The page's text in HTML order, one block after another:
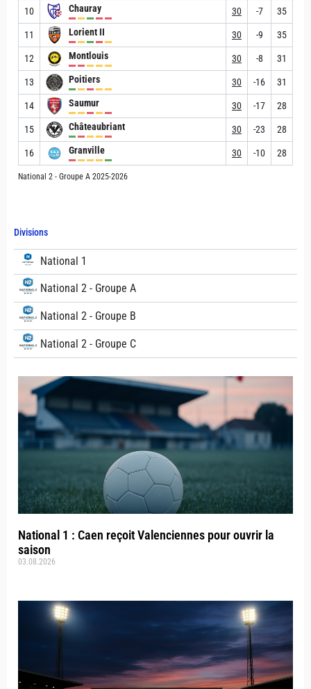
Divisions
National 1
National 2 - Groupe A
National 2 - Groupe B
National 2 - Groupe C
National 1 : Caen reçoit Valenciennes pour ouvrir la
saison
03.08.2026
10 Chauray 30 -7 35
11 Lorient II 30 -9 35
12 Montlouis 30 -8 31
13 Poitiers 30 -16 31
14 Saumur 30 -17 28
15 Châteaubriant 30 -23 28
16 Granville 30 -10 28
National 2 - Groupe A 2025-2026